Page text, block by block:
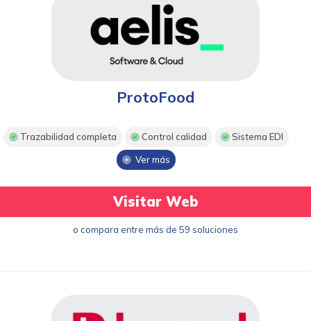
ProtoFood
Trazabilidad completa Control calidad Sistema EDI
Ver más
Visitar Web
o compara entre más de 59 soluciones